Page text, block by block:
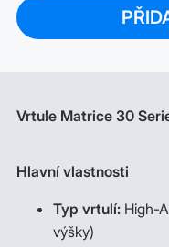
Vrtule Matrice 30
Hlavní vlastnosti
Typ vrtulí: High-
výšky)